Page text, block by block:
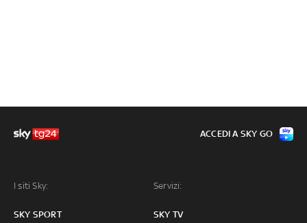
I siti Sky:
SKY SPORT
Servizi:
SKY TV
ACCEDI A SKY GO